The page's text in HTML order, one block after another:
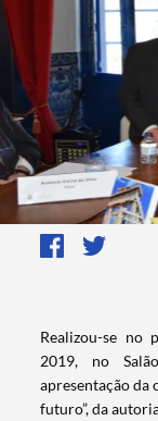
​Realizou-se no
2019, no
apresentação da
futuro”, da